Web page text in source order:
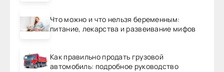
Что можно и что нельзя беременным:
питание, лекарства и развеивание мифов
Как правильно продать грузовой
автомобиль: подробное руководство